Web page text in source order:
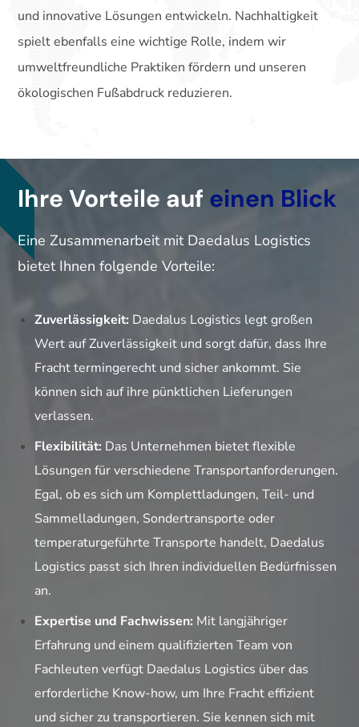
und innovative Lösungen entwickeln. Nachhaltigkeit
spielt ebenfalls eine wichtige Rolle, indem wir
umweltfreundliche Praktiken fördern und unseren
ökologischen Fußabdruck reduzieren.
Ihre Vorteile auf einen Blick
Eine Zusammenarbeit mit Daedalus Logistics
bietet Ihnen folgende Vorteile:
Zuverlässigkeit: Daedalus Logistics legt großen
Wert auf Zuverlässigkeit und sorgt dafür, dass Ihre
Fracht termingerecht und sicher ankommt. Sie
können sich auf ihre pünktlichen Lieferungen
verlassen.
Flexibilität: Das Unternehmen bietet flexible
Lösungen für verschiedene Transportanforderungen.
Egal, ob es sich um Komplettladungen, Teil- und
Sammelladungen, Sondertransporte oder
temperaturgeführte Transporte handelt, Daedalus
Logistics passt sich Ihren individuellen Bedürfnissen
an.
Expertise und Fachwissen: Mit langjähriger
Erfahrung und einem qualifizierten Team von
Fachleuten verfügt Daedalus Logistics über das
erforderliche Know-how, um Ihre Fracht effizient
und sicher zu transportieren. Sie kennen sich mit